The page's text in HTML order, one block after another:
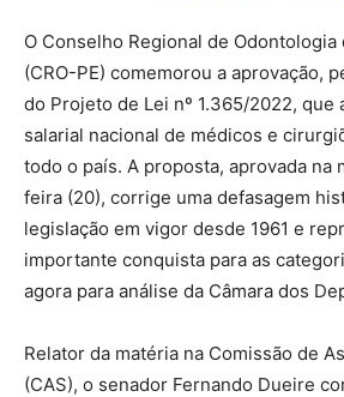
O Conselho Regional de Odontologia
(CRO-PE) comemorou a aprovação,
do Projeto de Lei nº 1.365/2022, que
salarial nacional de médicos e
todo o país. A proposta, aprovada na
feira (20), corrige uma defasagem
legislação em vigor desde 1961 e
importante conquista para as
agora para análise da Câmara dos
Relator da matéria na Comissão de
(CAS), o senador Fernando Dueire